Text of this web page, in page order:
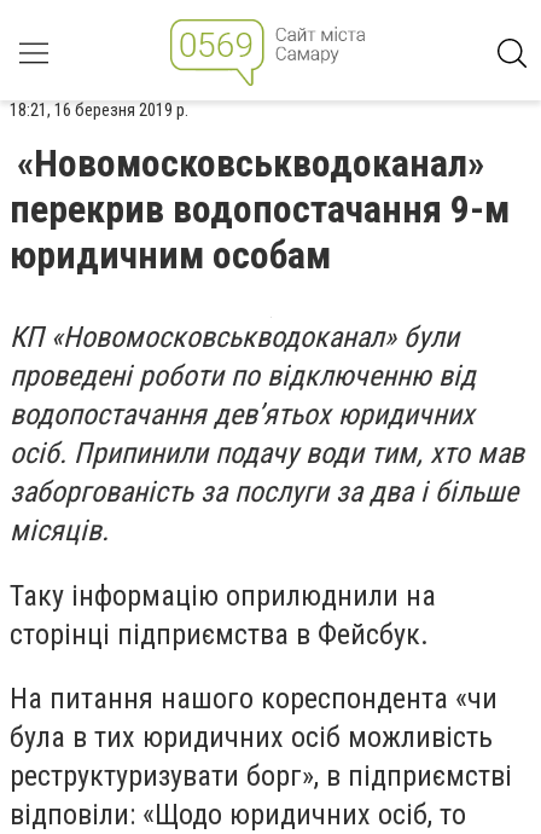
18:21, 16 березня 2019 р.
«Новомосковськводоканал»
перекрив водопостачання 9-м
юридичним особам
КП «Новомосковськводоканал» були
проведені роботи по відключенню від
водопостачання дев’ятьох юридичних
осіб. Припинили подачу води тим, хто мав
заборгованість за послуги за два і більше
місяців.
Таку інформацію оприлюднили на
сторінці підприємства в Фейсбук.
На питання нашого кореспондента «чи
була в тих юридичних осіб можливість
реструктуризувати борг», в підприємстві
відповіли: «Щодо юридичних осіб, то